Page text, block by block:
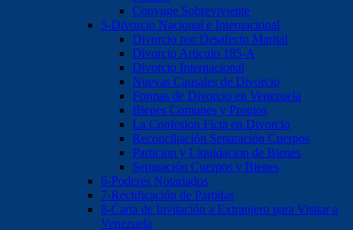
Conyuge Sobreviviente
5-Divorcio Nacional e Internacional
Divorcio por Desafecto Marital
Divorcio Articulo 185-A
Divorcio Internacional
Nuevas Causales de Divorcio
Formas de Divorcio en Venezuela
Bienes Comunes y Propios
La Confesion Ficta en Divorcio
Reconciliación Separación Cuerpos
Particion y Liquidacion de Bienes
Separación Cuerpos y Bienes
6-Poderes Notariados
7-Rectificación de Partidas
8-Carta de Invitación a Extranjero para Visitar a
Venezuela